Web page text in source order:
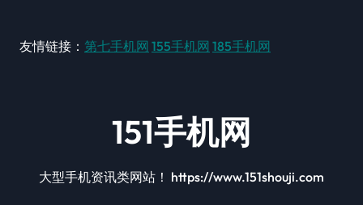
友情链接： 第七手机网 155手机网 185手机网
151手机网
大型手机资讯类网站！ https://www.151shouji.com